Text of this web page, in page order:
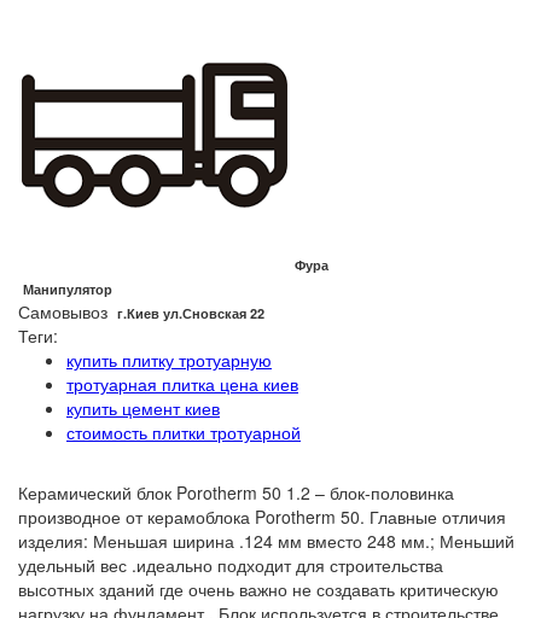
Фура
Манипулятор
Самовывоз г.Киев ул.Сновская 22
Теги:
купить плитку тротуарную
тротуарная плитка цена киев
купить цемент киев
стоимость плитки тротуарной
Керамический блок Porotherm 50 1.2 – блок-половинка
производное от керамоблока Porotherm 50. Главные отличия
изделия: Меньшая ширина .124 мм вместо 248 мм.; Меньший
удельный вес .идеально подходит для строительства
высотных зданий где очень важно не создавать критическую
нагрузку на фундамент.. Блок используется в строительстве